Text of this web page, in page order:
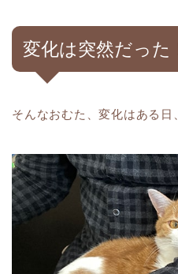
変化は突然だった
そんなおむた、変化はある日